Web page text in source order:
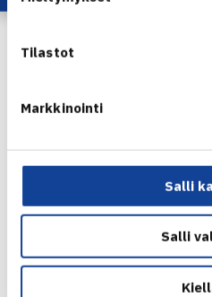
Tilastot
Markkinointi
Salli
Salli
Lisätietoa Pohjoismaiden
ikään Harri Suutariselta.